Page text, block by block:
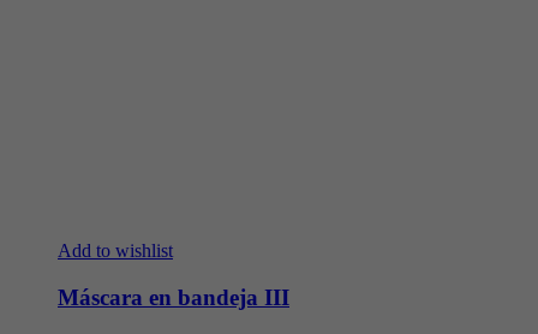
Add to wishlist
Máscara en bandeja III